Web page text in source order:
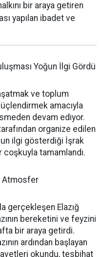
bir araya getiren
yapılan ibadet ve
Yoğun İlgi Gördü
ve toplum
amacıyla
devam ediyor.
organize edilen
ilgi gösterdiği İşrak
tamamlandı.
Atmosfer
gerçekleşen Elazığ
bereketini ve feyzini
bir araya getirdi.
ardından başlayan
okundu, tesbihat